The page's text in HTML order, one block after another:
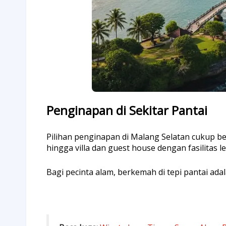
Penginapan di Sekitar Pantai
Pilihan penginapan di Malang Selatan cukup
hingga villa dan guest house dengan fasilitas
Bagi pecinta alam, berkemah di tepi pantai